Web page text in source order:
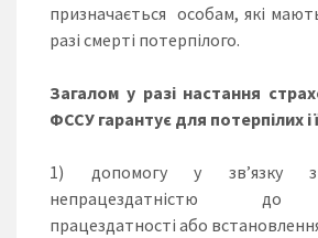
призначається особам, які
разі смерті потерпілого.
Загалом у разі настання
ФССУ гарантує для потерпілих і
1) допомогу у зв’язку з
непрацездатністю до
працездатності або